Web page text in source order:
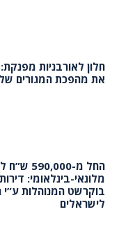
את מהפכת המגורים
החל מ-
מלונאי-בינלאומי:
בוקרשט המנוהלות ע”י
לישראלים